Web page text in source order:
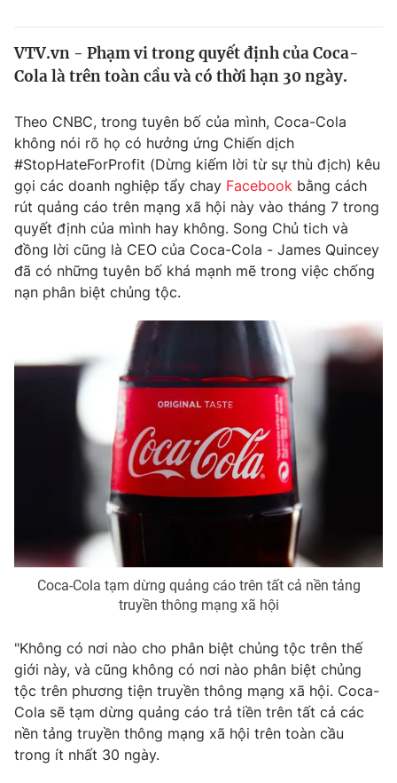
Thế giới
Thế giới đó đây
Câu chuyện quốc tế
Tài chính
Thị trường
Góc doanh nghiệp
Dữ liệu và đời sống
Truyền hình
Phim VTV
Hậu trường
Khán giả
Giải sao mai
Giải trí
Điện ảnh
Sao
Chất lượng cuộc sống
Giáo dục
Học trực tuyến
Công nghệ
Hitech Công nghệ tương lai
Tư vấn
Giao lưu trực tuyến
Lịch phát sóng
Chuyên mục khác
Photo Infographic
Video Shorts video
VTV.vn - Phạm vi trong quyết định của Coca-
Cola là trên toàn cầu và có thời hạn 30 ngày.
Theo CNBC, trong tuyên bố của mình, Coca-Cola
không nói rõ họ có hưởng ứng Chiến dịch
#StopHateForProfit (Dừng kiếm lời từ sự thù địch) kêu
gọi các doanh nghiệp tẩy chay Facebook bằng cách
rút quảng cáo trên mạng xã hội này vào tháng 7 trong
quyết định của mình hay không. Song Chủ tich và
đồng lời cũng là CEO của Coca-Cola - James Quincey
đã có những tuyên bố khá mạnh mẽ trong việc chống
nạn phân biệt chủng tộc.
Coca-Cola tạm dừng quảng cáo trên tất cả nền tảng
truyền thông mạng xã hội
"Không có nơi nào cho phân biệt chủng tộc trên thế
giới này, và cũng không có nơi nào phân biệt chủng
tộc trên phương tiện truyền thông mạng xã hội. Coca-
Cola sẽ tạm dừng quảng cáo trả tiền trên tất cả các
nền tảng truyền thông mạng xã hội trên toàn cầu
trong ít nhất 30 ngày.